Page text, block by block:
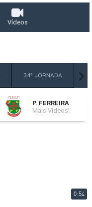
Vídeos
34ª JORNADA
P. FERREIRA
Mais Vídeos!
0:54